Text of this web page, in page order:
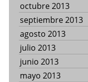
octubre 2013
septiembre 2013
agosto 2013
julio 2013
junio 2013
mayo 2013